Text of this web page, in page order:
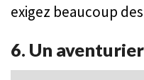
exigez beaucoup
6. Un aventurier